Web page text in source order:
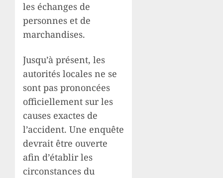
les échanges de
personnes et de
marchandises.
Jusqu’à présent, les
autorités locales ne se
sont pas prononcées
officiellement sur les
causes exactes de
l’accident. Une enquête
devrait être ouverte
afin d’établir les
circonstances du